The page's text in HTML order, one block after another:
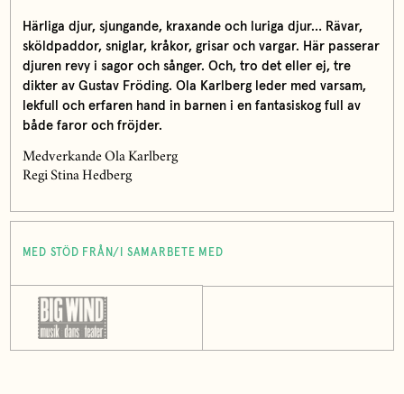
Härliga djur, sjungande, kraxande och luriga djur… Rävar,
sköldpaddor, sniglar, kråkor, grisar och vargar. Här passerar
djuren revy i sagor och sånger. Och, tro det eller ej, tre
dikter av Gustav Fröding. Ola Karlberg leder med varsam,
lekfull och erfaren hand in barnen i en fantasiskog full av
både faror och fröjder.
Medverkande Ola Karlberg
Regi Stina Hedberg
MED STÖD FRÅN/I SAMARBETE MED